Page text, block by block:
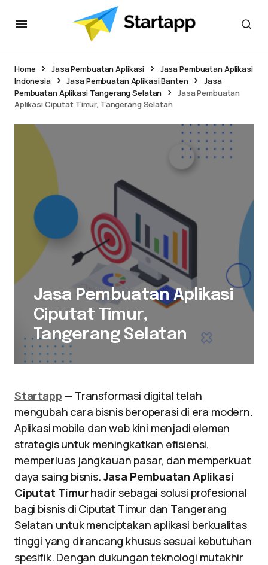
Home Jasa Pembuatan Aplikasi
Jasa Pembuatan Aplikasi
Indonesia
Jasa Pembuatan Aplikasi Banten
Jasa
Pembuatan Aplikasi Tangerang Selatan
Jasa Pembuatan
Aplikasi Ciputat Timur, Tangerang Selatan
Jasa Pembuatan Aplikasi
Ciputat Timur,
Tangerang Selatan
Startapp — Transformasi digital telah
mengubah cara bisnis beroperasi di era modern.
Aplikasi mobile dan web kini menjadi elemen
strategis untuk meningkatkan efisiensi,
memperluas jangkauan pasar, dan memperkuat
daya saing bisnis.Jasa Pembuatan Aplikasi
Ciputat Timurhadir sebagai solusi profesional
bagi bisnis di Ciputat Timur dan Tangerang
Selatan untuk menciptakan aplikasi berkualitas
tinggi yang dirancang khusus sesuai kebutuhan
spesifik. Dengan dukungan teknologi mutakhir